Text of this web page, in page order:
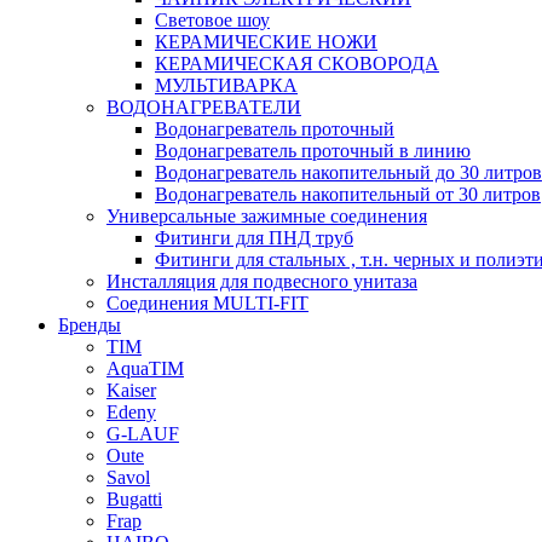
Световое шоу
КЕРАМИЧЕСКИЕ НОЖИ
КЕРАМИЧЕСКАЯ СКОВОРОДА
МУЛЬТИВАРКА
ВОДОНАГРЕВАТЕЛИ
Водонагреватель проточный
Водонагреватель проточный в линию
Водонагреватель накопительный до 30 литров
Водонагреватель накопительный от 30 литров
Универсальные зажимные соединения
Фитинги для ПНД труб
Фитинги для стальных , т.н. черных и
Инсталляция для подвесного унитаза
Соединения MULTI-FIT
Бренды
TIM
AquaTIM
Kaiser
Edeny
G-LAUF
Oute
Savol
Bugatti
Frap